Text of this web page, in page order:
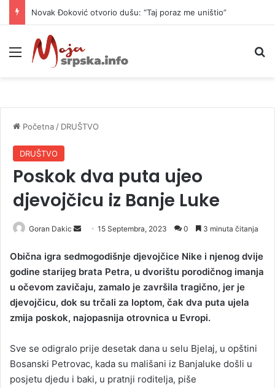
Novak Đoković otvorio dušu: “Taj poraz me uništio”
Meni
Početna / DRUŠTVO
DRUŠTVO
Poskok dva puta ujeo
djevojčicu iz Banje Luke
Goran Dakic
n
d
a
n
e
a
i
l
15 Septembra, 2023 0 3 minuta čitanja
Obična igra sedmogodišnje djevojčice Nike i njenog dvije
godine starijeg brata Petra, u dvorištu porodičnog imanja
u očevom zavičaju, zamalo je završila tragično, jer je
djevojčicu, dok su trčali za loptom, čak dva puta ujela
zmija poskok, najopasnija otrovnica u Evropi.
Sve se odigralo prije desetak dana u selu Bjelaj, u opštini
Bosanski Petrovac, kada su mališani iz Banjaluke došli u
posjetu djedu i baki, u pratnji roditelja, piše